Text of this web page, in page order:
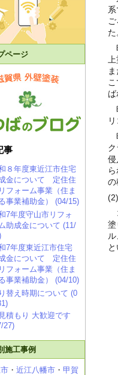
た
上
侵
の
塗
ページ
事
８年度東近江市住宅
金について 定住住
フォーム事業（住ま
事業補助金） (04/15)
7年度守山市リフォ
助成金について (11/
7年度東近江市住宅
金について 定住住
フォーム事業（住ま
事業補助金） (04/10)
替え時期について (0
積もり 大歓迎です
27)
施工事例
・ 近江八幡市 ・ 甲賀